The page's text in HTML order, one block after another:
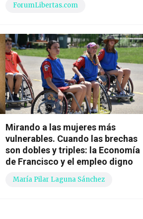
ForumLibertas.com
Mirando a las mujeres más
vulnerables. Cuando las brechas
son dobles y triples: la Economía
de Francisco y el empleo digno
María Pilar Laguna Sánchez